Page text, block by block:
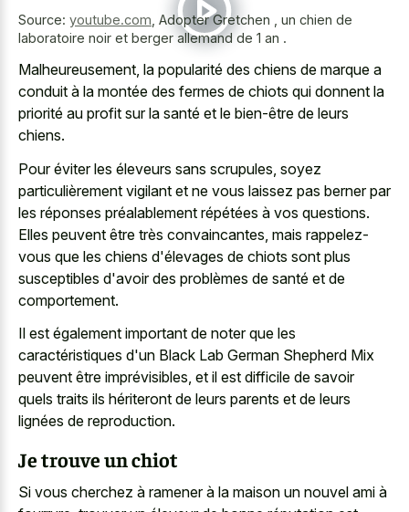
Source: youtube.com Adopter Gretchen , un chien de
laboratoire noir et berger allemand de 1 an .
Malheureusement, la popularité des chiens de marque a
conduit à la montée des fermes de chiots qui donnent la
priorité au profit sur la santé et le bien-être de leurs
chiens.
Pour éviter les éleveurs sans scrupules, soyez
particulièrement vigilant et ne vous laissez pas berner par
les réponses préalablement répétées à vos questions.
Elles peuvent être très convaincantes, mais rappelez-
vous que les chiens d'élevages de chiots sont plus
susceptibles d'avoir des problèmes de santé et de
comportement.
Il est également important de noter que les
caractéristiques d'un Black Lab German Shepherd Mix
peuvent être imprévisibles, et il est difficile de savoir
quels traits ils hériteront de leurs parents et de leurs
lignées de reproduction.
Je trouve un chiot
Si vous cherchez à ramener à la maison un nouvel ami à